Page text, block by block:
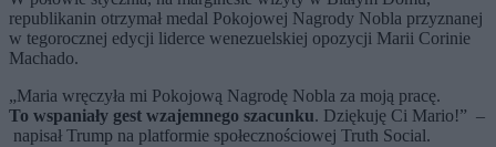
republikanin otrzymał medal Pokojowej Nagrody Nobla przyznanej
w tegorocznej edycji liderce wenezuelskiej opozycji Marii Corinie
Machado.
„Maria wręczyła mi Pokojową Nagrodę Nobla za moją pracę.
To wspaniały gest wzajemnego szacunku. Dziękuję Ci Mario!” –
napisał Trump na platformie społecznościowej Truth Social.